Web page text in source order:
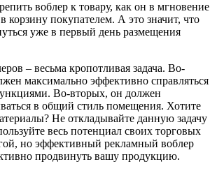
воблер к товару, как он в мгновение
корзину покупателем. А это значит, что
уже в первый день размещения
– весьма кропотливая задача. Во-
максимально эффективно справляться
Во-вторых, он должен
в общий стиль помещения. Хотите
Не откладывайте данную задачу
весь потенциал своих торговых
но эффективный рекламный воблер
продвинуть вашу продукцию.